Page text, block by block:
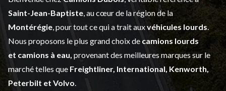
Saint-Jean-Baptiste , au cœur de la région de la
Montérégie , pour tout ce qui a trait auxvéhicules lourds
Nous proposons le plus grand choix de camions lourds
et camions à eau, provenant des meilleures marques sur le
marché telles que Freightliner, International, Kenworth,
Peterbilt et Volvo